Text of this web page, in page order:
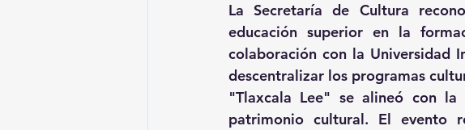
La Secretaría de Cultura
educación superior en la
colaboración con la Universidad
descentralizar los programas
"Tlaxcala Lee" se alineó con
patrimonio cultural. El evento